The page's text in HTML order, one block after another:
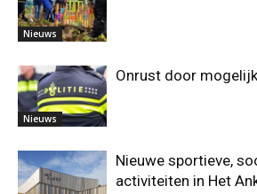
Nieuws
Nieuws
Onrust door
Nieuwe sportieve,
activiteiten in Het